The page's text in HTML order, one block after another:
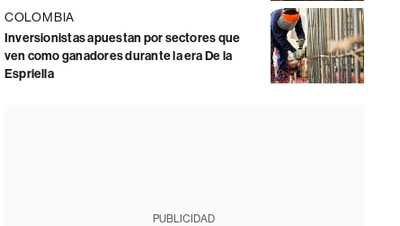
COLOMBIA
Inversionistas apuestan por sectores que
ven como ganadores durante la era De la
Espriella
PUBLICIDAD